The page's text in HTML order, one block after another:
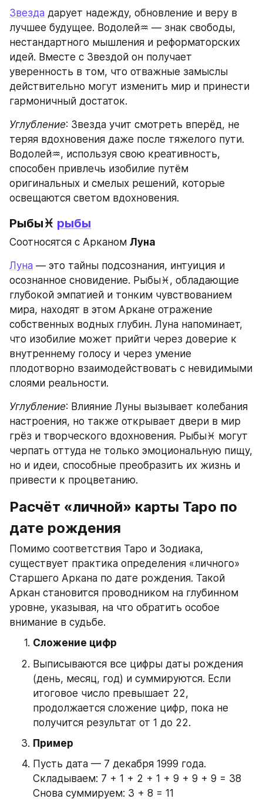
Звезда дарует надежду, обновление и веру в
лучшее будущее. Водолей♒ — знак свободы,
нестандартного мышления и реформаторских
идей. Вместе с Звездой он получает
уверенность в том, что отважные замыслы
действительно могут изменить мир и принести
гармоничный достаток.
Углубление: Звезда учит смотреть вперёд, не
теряя вдохновения даже после тяжелого пути.
Водолей♒, используя свою креативность,
способен привлечь изобилие путём
оригинальных и смелых решений, которые
освещаются светом вдохновения.
Рыбы♓ рыбы
Соотносятся с Арканом Луна
Луна — это тайны подсознания, интуиция и
осознанное сновидение. Рыбы♓, обладающие
глубокой эмпатией и тонким чувствованием
мира, находят в этом Аркане отражение
собственных водных глубин. Луна напоминает,
что изобилие может прийти через доверие к
внутреннему голосу и через умение
плодотворно взаимодействовать с невидимыми
слоями реальности.
Углубление: Влияние Луны вызывает колебания
настроения, но также открывает двери в мир
грёз и творческого вдохновения. Рыбы♓ могут
черпать оттуда не только эмоциональную пищу,
но и идеи, способные преобразить их жизнь и
привести к процветанию.
Расчёт «личной» карты Таро по
дате рождения
Помимо соответствия Таро и Зодиака,
существует практика определения «личного»
Старшего Аркана по дате рождения. Такой
Аркан становится проводником на глубинном
уровне, указывая, на что обратить особое
внимание в судьбе.
Сложение цифр
Выписываются все цифры даты рождения
(день, месяц, год) и суммируются. Если
итоговое число превышает 22,
продолжается сложение цифр, пока не
получится результат от 1 до 22.
Пример
Пусть дата — 7 декабря 1999 года.
Складываем: 7 + 1 + 2 + 1 + 9 + 9 + 9 = 38
Снова суммируем: 3 + 8 = 11